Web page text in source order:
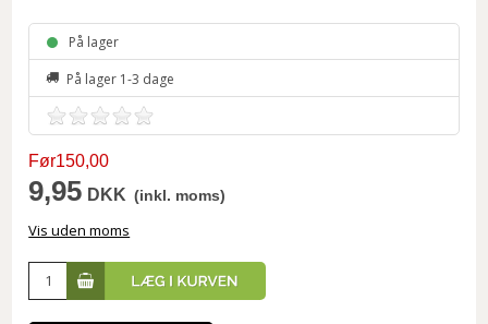
På lager
På lager 1-3 dage
Før150,00
9,95 DKK (inkl. moms)
Vis uden moms